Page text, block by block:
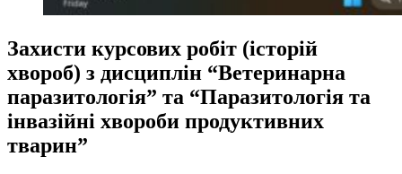
Захисти курсових робіт (історій
хвороб) з дисциплін “Ветеринарна
паразитологія” та “Паразитологія та
інвазійні хвороби продуктивних
тварин”